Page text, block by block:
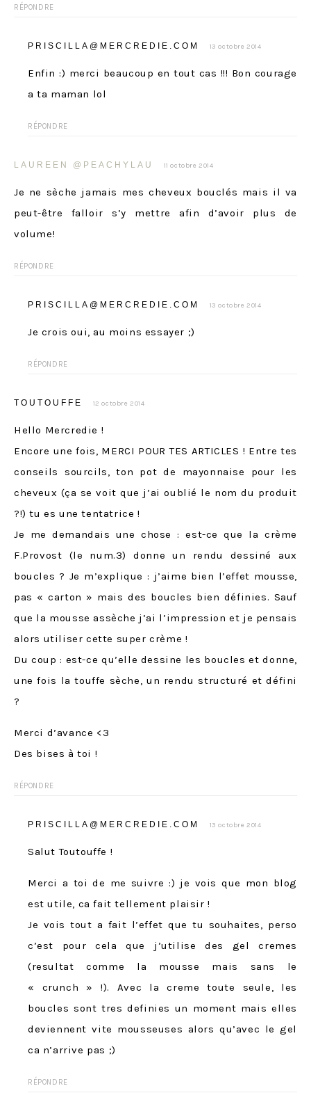
RÉPONDRE
PRISCILLA@MERCREDIE.COM 13 octobre 2014
Enfin :) merci beaucoup en tout cas !!! Bon courage
a ta maman lol
RÉPONDRE
LAUREEN @PEACHYLAU 11 octobre 2014
Je ne sèche jamais mes cheveux bouclés mais il va
peut-être falloir s’y mettre afin d’avoir plus de
volume!
RÉPONDRE
PRISCILLA@MERCREDIE.COM 13 octobre 2014
Je crois oui, au moins essayer ;)
RÉPONDRE
TOUTOUFFE 12 octobre 2014
Hello Mercredie !
Encore une fois, MERCI POUR TES ARTICLES ! Entre tes
conseils sourcils, ton pot de mayonnaise pour les
cheveux (ça se voit que j’ai oublié le nom du produit
?!) tu es une tentatrice !
Je me demandais une chose : est-ce que la crème
F.Provost (le num.3) donne un rendu dessiné aux
boucles ? Je m’explique : j’aime bien l’effet mousse,
pas « carton » mais des boucles bien définies. Sauf
que la mousse assèche j’ai l’impression et je pensais
alors utiliser cette super crème !
Du coup : est-ce qu’elle dessine les boucles et donne,
une fois la touffe sèche, un rendu structuré et défini
?
Merci d’avance <3
Des bises à toi !
RÉPONDRE
PRISCILLA@MERCREDIE.COM 13 octobre 2014
Salut Toutouffe !
Merci a toi de me suivre :) je vois que mon blog
est utile, ca fait tellement plaisir !
Je vois tout a fait l’effet que tu souhaites, perso
c’est pour cela que j’utilise des gel cremes
(resultat comme la mousse mais sans le
« crunch » !). Avec la creme toute seule, les
boucles sont tres definies un moment mais elles
deviennent vite mousseuses alors qu’avec le gel
ca n’arrive pas ;)
RÉPONDRE